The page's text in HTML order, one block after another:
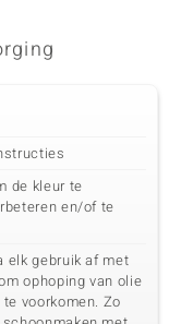
de kleur te
en/of te
elk gebruik af met
ophoping van olie
voorkomen. Zo